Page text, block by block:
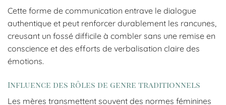
Cette forme de communication entrave le dialogue
authentique et peut renforcer durablement les rancunes,
creusant un fossé difficile à combler sans une remise en
conscience et des efforts de verbalisation claire des
émotions.
Influence des rôles de genre traditionnels
Les mères transmettent souvent des normes féminines